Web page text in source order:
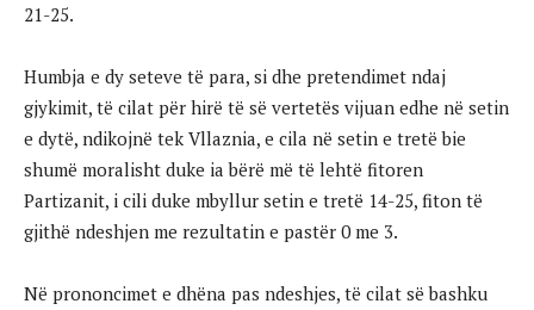
21-25.
Humbja e dy seteve të para, si dhe pretendimet ndaj
gjykimit, të cilat për hirë të së vertetës vijuan edhe në setin
e dytë, ndikojnë tek Vllaznia, e cila në setin e tretë bie
shumë moralisht duke ia bërë më të lehtë fitoren
Partizanit, i cili duke mbyllur setin e tretë 14-25, fiton të
gjithë ndeshjen me rezultatin e pastër 0 me 3.
Në prononcimet e dhëna pas ndeshjes, të cilat së bashku